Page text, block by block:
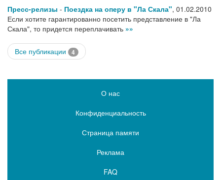
Пресс-релизы - Поездка на оперу в "Ла Скала", 01.02.2010
Если хотите гарантированно посетить представление в "Ла
Скала", то придется переплачивать »»
Все публикации 4
О нас
Конфиденциальность
Страница памяти
Реклама
FAQ